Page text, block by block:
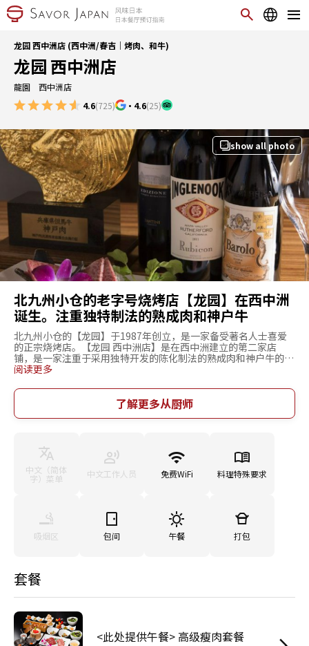
龙园 西中洲店 (西中洲/春吉｜烤肉、和牛)
龙园 西中洲店
龍園 西中洲店
4.6(725) ・ 4.6(25)
show all photo
北九州小仓的老字号烧烤店【龙园】在西中洲
诞生。注重独特制法的熟成肉和神户牛
北九州小仓的【龙园】于1987年创立，是一家备受著名人士喜爱
的正宗烧烤店。【龙园 西中洲店】是在西中洲建立的第二家店
铺，是一家注重于采用独特开发的陈化制法的熟成肉和神户牛的烧
烤店。是福冈的神户牛唯一指定注册店的食品店，这是被允许处理
的美味。而“熟成肉的五点拼盘”则可以品尝到当天最美味的部
位。店内装修典雅，提供了许多包间。精选的肉和优质的料理相结
合，非常适合宴会、招待、商务餐以及懂得品味的成年人约会等的
阅读更多
了解更多从厨师
中文（简体
字）菜单 中文工作人员 免费WiFi 料理特殊要求
吸烟区 包间 午餐 打包
套餐
<此处提供午餐> 高级瘦肉套餐